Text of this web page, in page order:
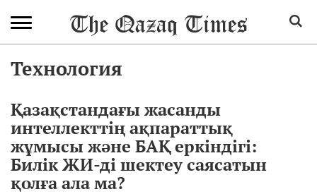
Технология
Қазақстандағы жасанды
интеллекттің ақпараттық
жұмысы және БАҚ еркіндігі:
Билік ЖИ-ді шектеу саясатын
қолға ала ма?